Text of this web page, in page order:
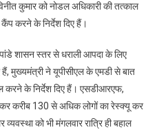
कुमार को नोडल अधिकारी की तत्काल
करने के निर्देश दिए हैं।
शासन स्तर से धराली आपदा के लिए
हैं, मुख्यमंत्री ने यूपीसीएल के एमडी से बात
करने के निर्देश दिए हैं। एसडीआरएफ,
करीब 130 से अधिक लोगों का रेस्क्यू कर
को भी मंगलवार रात्रि ही बहाल